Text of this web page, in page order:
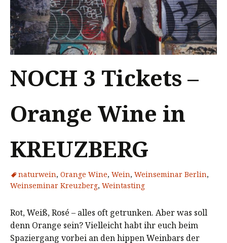
NOCH 3 Tickets –
Orange Wine in
KREUZBERG
naturwein, Orange Wine, Wein, Weinseminar Berlin,
Weinseminar Kreuzberg, Weintasting
Rot, Weiß, Rosé – alles oft getrunken. Aber was soll
denn Orange sein? Vielleicht habt ihr euch beim
Spaziergang vorbei an den hippen Weinbars der